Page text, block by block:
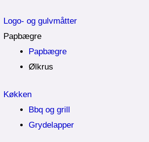
Logo- og gulvmåtter
Papbægre
Papbægre
Ølkrus
Køkken
Bbq og grill
Grydelapper